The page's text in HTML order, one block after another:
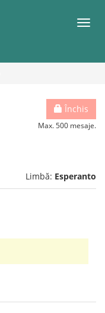
Închis
Max. 500 mesaje.
Limbă: Esperanto